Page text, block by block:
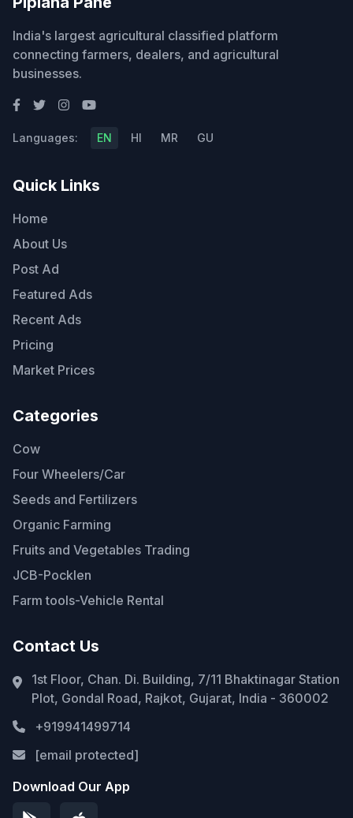
India's largest agricultural classified platform
connecting farmers, dealers, and agricultural
businesses.
Languages: EN HI MR GU
Quick Links
Home
About Us
Post Ad
Featured Ads
Recent Ads
Pricing
Market Prices
Categories
Cow
Four Wheelers/Car
Seeds and Fertilizers
Organic Farming
Fruits and Vegetables Trading
JCB-Pocklen
Farm tools-Vehicle Rental
Contact Us
1st Floor, Chan. Di. Building, 7/11 Bhaktinagar Station
Plot, Gondal Road, Rajkot, Gujarat, India - 360002
+919941499714
[email protected]
Download Our App